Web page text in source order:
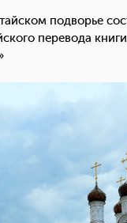
подворье
перевода